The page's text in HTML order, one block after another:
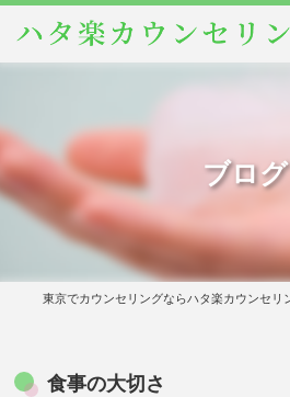
ブログ
食事の大切さ